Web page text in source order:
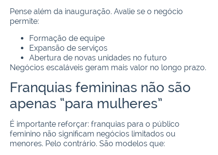
Pense além da inauguração. Avalie se o negócio
permite:
Formação de equipe
Expansão de serviços
Abertura de novas unidades no futuro
Negócios escaláveis geram mais valor no longo prazo.
Franquias femininas não são
apenas “para mulheres”
É importante reforçar: franquias para o público
feminino não significam negócios limitados ou
menores. Pelo contrário. São modelos que: